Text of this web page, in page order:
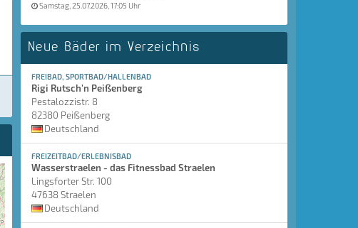
Samstag, 25.07.2026, 17:05 Uhr
Neue Bäder im Verzeichnis
FREIBAD, SPORTBAD/HALLENBAD
Rigi Rutsch'n Peißenberg
Pestalozzistr. 8
82380 Peißenberg
Deutschland
FREIZEITBAD/ERLEBNISBAD
Wasserstraelen - das Fitnessbad Straelen
Lingsforter Str. 100
47638 Straelen
Deutschland